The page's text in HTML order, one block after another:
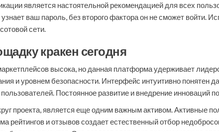
является настоятельной рекомендацией для всех
ваш пароль, без второго фактора он не сможет войти.
сети.
кракен сегодня
высока, но данная платформа удерживает
и уровнем безопасности. Интерфейс интуитивно понятен
Постоянное развитие и внедрение инноваций
проекта, является еще одним важным активом. Активные
рейтингов и отзывов создает естественный отбор